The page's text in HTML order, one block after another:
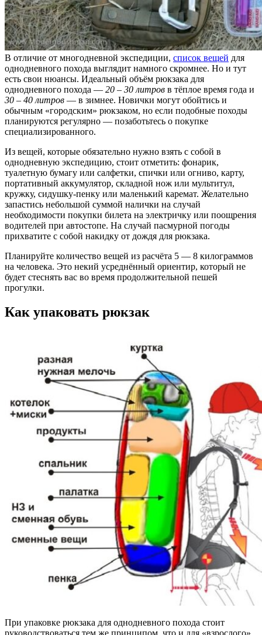
В отличие от многодневной экспедиции, список вещей для
однодневного похода выглядит намного скромнее. Но и тут
есть свои нюансы. Идеальный объём рюкзака для
однодневного похода — 20 – 30 литров в тёплое время года и
30 – 40 литров — в зимнее. Новички могут обойтись и
обычным «городским» рюкзаком, но если подобные походы
планируются регулярно — позаботьтесь о покупке
специализированного.
Из вещей, которые обязательно нужно взять с собой в
однодневную экспедицию, стоит отметить: фонарик,
туалетную бумагу или салфетки, спички или огниво, карту,
портативный аккумулятор, складной нож или мультитул,
кружку, сидушку-пенку или маленький каремат. Желательно
запастись небольшой суммой налички на случай
необходимости покупки билета на электричку или поощрения
водителей при автостопе. На случай пасмурной погоды
прихватите с собой накидку от дождя для рюкзака.
Планируйте количество вещей из расчёта 5 — 8 килограммов
на человека. Это некий усреднённый ориентир, который не
будет стеснять вас во время продолжительной пешей
прогулки.
Как упаковать рюкзак
При упаковке рюкзака для однодневного похода стоит